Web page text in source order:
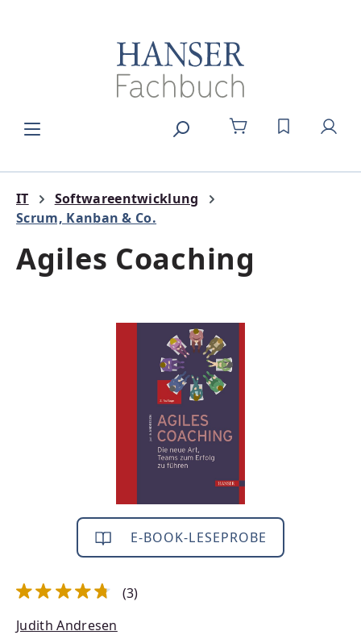
DU HAST 0
IT
Softwareentwicklung
Scrum, Kanban & Co.
Agiles Coaching
Bildergalerie überspringen
E-BOOK-LESEPROBE
(3)
Judith Andresen